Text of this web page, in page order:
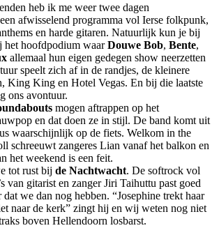
heb ik me weer twee dagen
afwisselend programma vol Ierse folkpunk,
en harde gitaren. Natuurlijk kun je bij
het hoofdpodium waarDouwe Bob, Bente,
allemaal hun eigen gedegen show neerzetten
speelt zich af in de randjes, de kleinere
King King en Hotel Vegas. En bij die laatste
ons avontuur.
mogen aftrappen op het
en dat doen ze in stijl. De band komt uit
waarschijnlijk op de fiets. Welkom in the
schreeuwt zangeres Lian vanaf het balkon en
het weekend is een feit.
tot rust bij de Nachtwacht. De softrock vol
van gitarist en zanger Jiri Taihuttu past goed
we dan nog hebben. “Josephine trekt haar
naar de kerk” zingt hij en wij weten nog niet
boven Hellendoorn losbarst.